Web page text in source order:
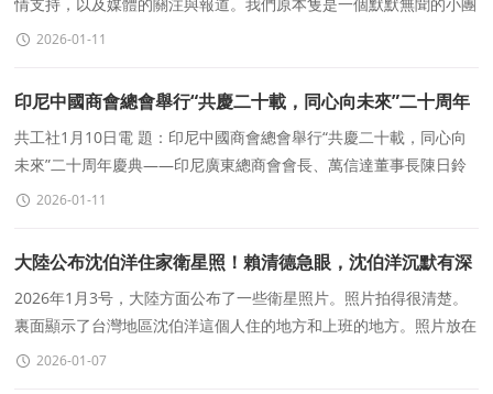
隊，由三名95後共同創立并獨立運營。
2026-01-11
印尼中國商會總會舉行“共慶二十載，同心向未來”二十周年
慶典
共工社1月10日電 題：印尼中國商會總會舉行“共慶二十載，同心向
未來”二十周年慶典——印尼廣東總商會會長、萬信達董事長陳日鈴
見證隆重時刻印尼共工新聞
2026-01-11
大陸公布沈伯洋住家衛星照！賴清德急眼，沈伯洋沉默有深
意
2026年1月3号，大陸方面公布了一些衛星照片。照片拍得很清楚。
裏面顯示了台灣地區沈伯洋這個人住的地方和上班的地方。照片放在
網上，誰都能看到。窗戶的線條在照片裏都很明顯。
2026-01-07